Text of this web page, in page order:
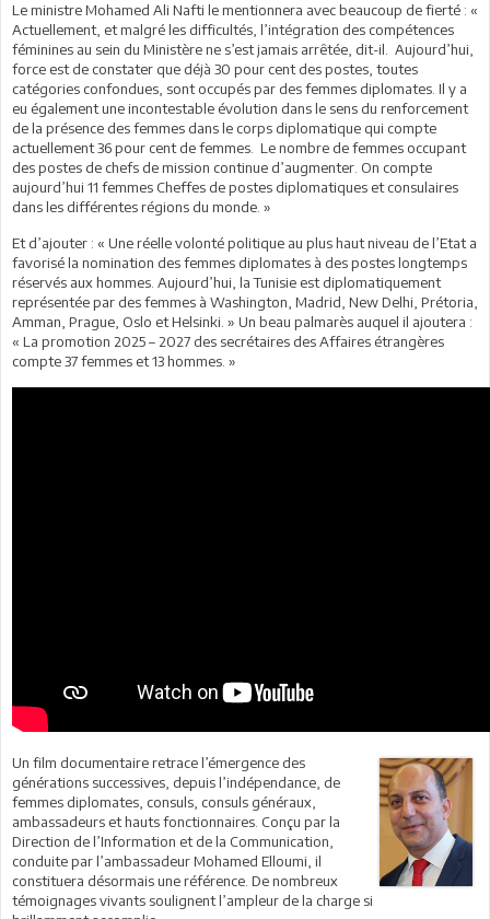
Le ministre Mohamed Ali Nafti le mentionnera avec beaucoup de fierté : «
Actuellement, et malgré les difficultés, l’intégration des compétences
féminines au sein du Ministère ne s’est jamais arrêtée, dit-il. Aujourd’hui,
force est de constater que déjà 30 pour cent des postes, toutes
catégories confondues, sont occupés par des femmes diplomates. Il y a
eu également une incontestable évolution dans le sens du renforcement
de la présence des femmes dans le corps diplomatique qui compte
actuellement 36 pour cent de femmes. Le nombre de femmes occupant
des postes de chefs de mission continue d’augmenter. On compte
aujourd’hui 11 femmes Cheffes de postes diplomatiques et consulaires
dans les différentes régions du monde. »
Et d’ajouter : « Une réelle volonté politique au plus haut niveau de l’Etat a
favorisé la nomination des femmes diplomates à des postes longtemps
réservés aux hommes. Aujourd’hui, la Tunisie est diplomatiquement
représentée par des femmes à Washington, Madrid, New Delhi, Prétoria,
Amman, Prague, Oslo et Helsinki. » Un beau palmarès auquel il ajoutera :
« La promotion 2025 – 2027 des secrétaires des Affaires étrangères
compte 37 femmes et 13 hommes. »
Un film documentaire retrace l’émergence des
générations successives, depuis l’indépendance, de
femmes diplomates, consuls, consuls généraux,
ambassadeurs et hauts fonctionnaires. Conçu par la
Direction de l’Information et de la Communication,
conduite par l’ambassadeur Mohamed Elloumi, il
constituera désormais une référence. De nombreux
témoignages vivants soulignent l’ampleur de la charge si